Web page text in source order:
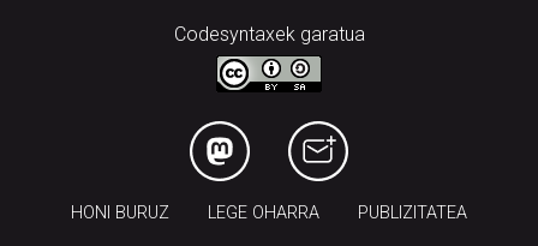
Codesyntaxek garatua
HONI BURUZ LEGE OHARRA PUBLIZITATEA